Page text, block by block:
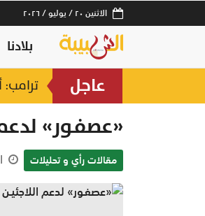
الاثنين ٢٠ / يوليو / ٢٠٢٦
بلادنا
عاجل ترامب:
«عصفـور»
مقالات رأي و تحليلات